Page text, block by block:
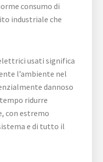
consumo di
industriale che
usati significa
l’ambiente nel
dannoso
ridurre
con estremo
e di tutto il